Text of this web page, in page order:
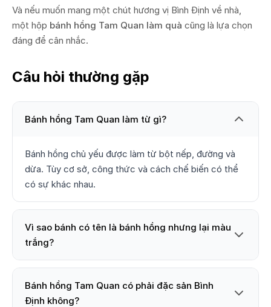
Và nếu muốn mang một chút hương vị Bình Định về nhà,
một hộp bánh hồng Tam Quan làm quà cũng là lựa chọn
đáng để cân nhắc.
Câu hỏi thường gặp
Bánh hồng Tam Quan làm từ gì?
Bánh hồng chủ yếu được làm từ bột nếp, đường và
dừa. Tùy cơ sở, công thức và cách chế biến có thể
có sự khác nhau.
Vì sao bánh có tên là bánh hồng nhưng lại màu
trắng?
Bánh hồng Tam Quan có phải đặc sản Bình
Định không?